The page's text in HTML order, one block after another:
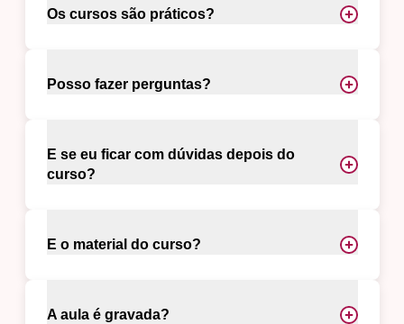
Os cursos são práticos?
Posso fazer perguntas?
E se eu ficar com dúvidas depois do
curso?
E o material do curso?
A aula é gravada?